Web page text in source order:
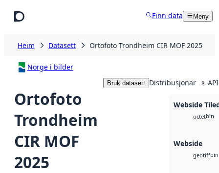
Finn data Meny
Heim Datasett Ortofoto Trondheim CIR MOF 2025
Norge i bilder
Ortofoto
Trondheim
CIR MOF
2025
Bruk datasett Distribusjonar 8
Webside
octetbin
Webside
geotiffbin